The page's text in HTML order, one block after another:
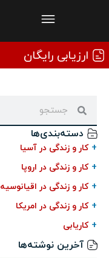
ارزیابی رایگان
دسته‌بندی‌ها
+ کار و زندگی در آسیا
+ کار و زندگی در اروپا
+ کار و زندگی در اقیانوسیه
+ کار و زندگی در امریکا
+ کاریابی
آخرین نوشته‌ها